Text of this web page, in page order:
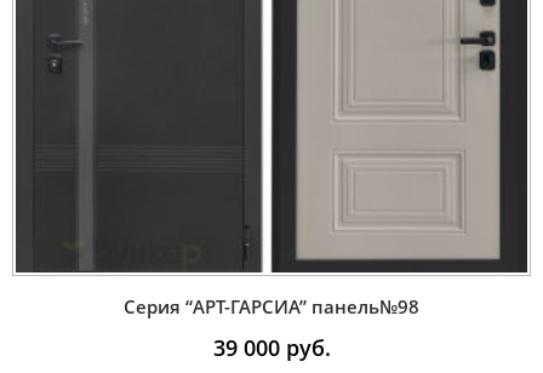
Серия “AРT-ГАРСИА” панель№98
39 000руб.